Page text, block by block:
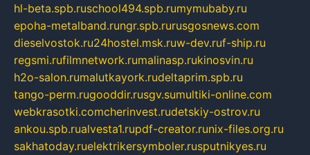
hl-beta.spb.ruschool494.spb.rumymubaby.ru
epoha-metalband.rungr.spb.rurusgosnews.com
dieselvostok.ru24hostel.msk.ruw-dev.ruf-ship.ru
regsmi.rufilmnetwork.rumalinasp.rukinosvin.ru
h2o-salon.rumalutkayork.rudeltaprim.spb.ru
tango-perm.rugooddir.rusgv.sumultiki-online.com
webkrasotki.comcherinvest.rudetskiy-ostrov.ru
ankou.spb.rualvesta1.rupdf-creator.runix-files.org.ru
sakhatoday.ruelektrikersymboler.rusputnikyes.ru